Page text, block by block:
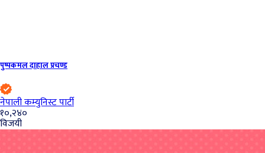
पुष्पकमल दाहाल प्रचण्ड
नेपाली कम्युनिस्ट पार्टी
१०,२४०
विजयी